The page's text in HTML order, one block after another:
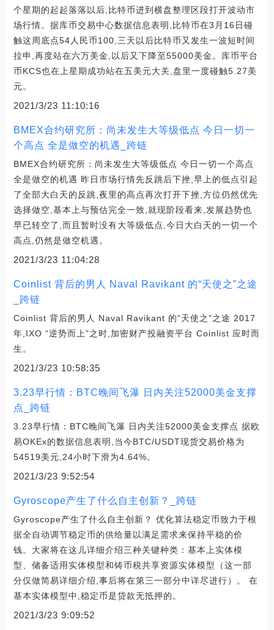
个星期的起起落落以后,比特币进到横盘整理区段打开波动市
场行情。据库币交易中心数据信息表明,比特币在3月16日碰
触这周底点54人民币100,三天以后比特币又发生一波短时间
拉申,再度站在六万美金,以后又下降至55000美金。库币平台
币KCS也在上星期成功站在五美元大关,盘里一度碰触5.27美
元。
2021/3/23 11:10:16
BMEX合约研究所：尚未发生大等级低点 今日一切一
个高点 全是做空的机遇_跨链
BMEX合约研究所：尚未发生大等级低点 今日一切一个高点
全是做空的机遇 昨日市场行情先反跳后下挫,早上的低点引起
了全部大白天的反跳,夜里的高点再次打开下挫,方位仍然优先
选择做空,基本上与预估完全一致,就现阶段看来,发展趋势也
早已转空了,而且暂时没有大等级低点,今日大白天的一切一个
高点,仍然是做空机遇。
2021/3/23 11:04:28
Coinlist 背后的男人 Naval Ravikant 的“天使之”之途
_跨链
Coinlist 背后的男人 Naval Ravikant 的“天使之”之途 2017
年,IXO “逆势而上”之时,加密财产投融资平台 Coinlist 应时而
生。
2021/3/23 10:58:35
3.23早行情：BTC晚间飞瀑 日内关注52000美金支撑
点_跨链
3.23早行情：BTC晚间飞瀑 日内关注52000美金支撑点 据欧
易OKEx的数据信息表明,当今BTC/USDT现货交易价格为
54519美元,24小时下滑为4.64%。
2021/3/23 9:52:54
Gyroscope产生了什么自主创新？_跨链
Gyroscope产生了什么自主创新？ 优化算法稳定币致力于根
据全自动调节稳定币的供给量以满足需求来保持平稳的价
钱。大家将在这儿详细介绍三种关键种类：基本上实体模
型、储备适用实体模型和铸币税共享资源实体模型（这一部
分仅做简易详细介绍,事后将在第三一部分中详尽进行）。 在
基本实体模型中,稳定币是贷款无抵押的。
2021/3/23 9:09:52